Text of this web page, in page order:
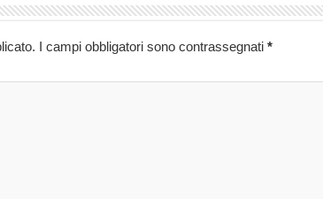
I campi obbligatori sono contrassegnati *